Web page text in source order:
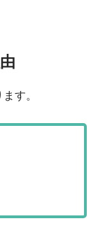
す。